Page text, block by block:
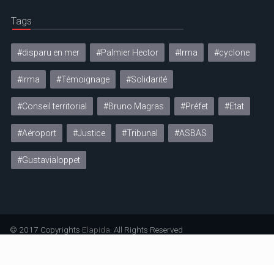
Tags
#disparu en mer #Palmier Hector #Irma #cyclone
#irma #Témoignage #Solidarité
#Conseil territorial #Bruno Magras #Préfet #Etat
#Aéroport #Justice #Tribunal #ASBAS
#Gustavialoppet
© 2017 Copyrights Elapida . All Rights Reserved